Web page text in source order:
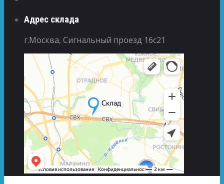
Адрес склада
г.Москва, Сигнальный проезд 16с21